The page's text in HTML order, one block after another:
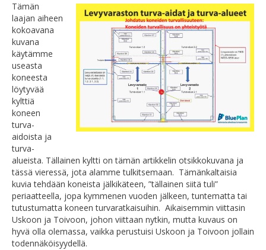
Tämän
laajan aiheen
kokoavana
kuvana
käytämme
useasta
koneesta
löytyvää
kylttiä
koneen
turva-
aidoista ja
turva-
alueista. Tällainen kyltti on tämän artikkelin otsikkokuvana ja
tässä vieressä, jota alamme tulkitsemaan. Tämänkaltaisia
kuvia tehdään koneista jälkikäteen, ”tällainen siitä tuli”
periaatteella, jopa kymmenen vuoden jälkeen, tuntematta tai
tutustumatta koneen turvaratkaisuihin. Aikaisemmin viittasin
Uskoon ja Toivoon, johon viittaan nytkin, mutta kuvaus on
hyvä olla olemassa, vaikka perustuisi Uskoon ja Toivoon jollain
todennäköisyydellä.